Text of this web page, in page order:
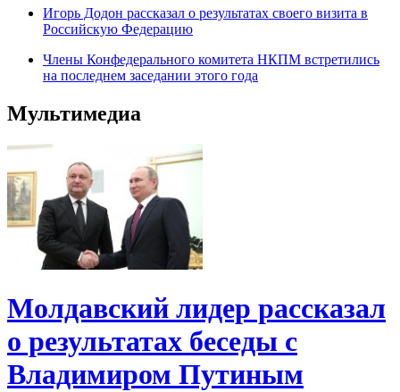
Игорь Додон рассказал о результатах своего визита в
Российскую Федерацию
Члены Конфедерального комитета НКПМ встретились
на последнем заседании этого года
Мультимедиа
Молдавский лидер рассказал
о результатах беседы с
Владимиром Путиным